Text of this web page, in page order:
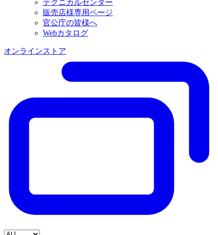
テクニカルセンター
販売店様専用ページ
官公庁の皆様へ
Webカタログ
オンラインストア